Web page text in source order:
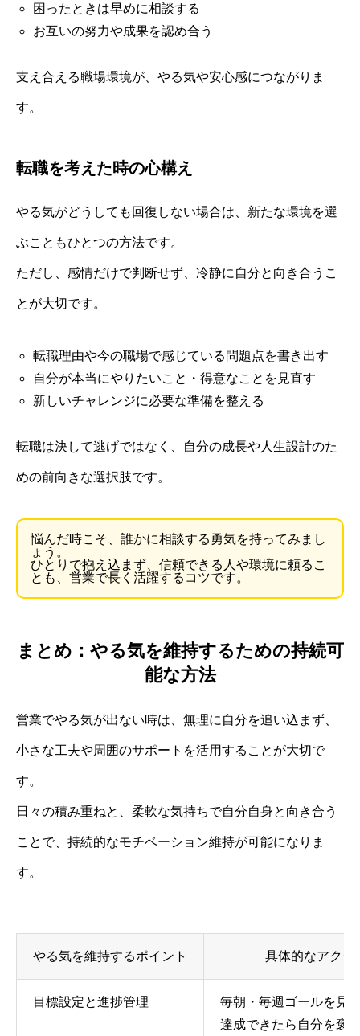
困ったときは早めに相談する
お互いの努力や成果を認め合う
支え合える職場環境が、やる気や安心感につながりま
す。
転職を考えた時の心構え
やる気がどうしても回復しない場合は、新たな環境を選
ぶこともひとつの方法です。
ただし、感情だけで判断せず、冷静に自分と向き合うこ
とが大切です。
転職理由や今の職場で感じている問題点を書き出す
自分が本当にやりたいこと・得意なことを見直す
新しいチャレンジに必要な準備を整える
転職は決して逃げではなく、自分の成長や人生設計のた
めの前向きな選択肢です。
悩んだ時こそ、誰かに相談する勇気を持ってみまし
ょう。
ひとりで抱え込まず、信頼できる人や環境に頼るこ
とも、営業で長く活躍するコツです。
まとめ：やる気を維持するための持続可
能な方法
営業でやる気が出ない時は、無理に自分を追い込まず、
小さな工夫や周囲のサポートを活用することが大切で
す。
日々の積み重ねと、柔軟な気持ちで自分自身と向き合う
ことで、持続的なモチベーション維持が可能になりま
す。
やる気を維持するポイント 具体的なアクシ
目標設定と進捗管理
毎朝・毎週ゴールを見
達成できたら自分を褒